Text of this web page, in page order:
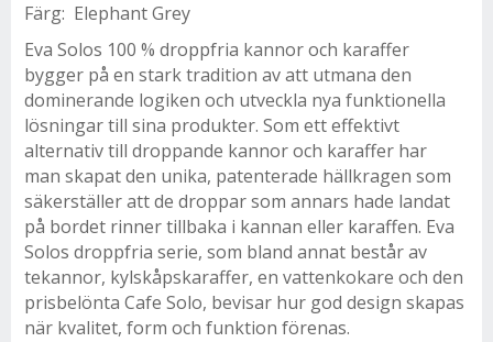
Färg: Elephant Grey
Eva Solos 100 % droppfria kannor och karaffer
bygger på en stark tradition av att utmana den
dominerande logiken och utveckla nya funktionella
lösningar till sina produkter. Som ett effektivt
alternativ till droppande kannor och karaffer har
man skapat den unika, patenterade hällkragen som
säkerställer att de droppar som annars hade landat
på bordet rinner tillbaka i kannan eller karaffen. Eva
Solos droppfria serie, som bland annat består av
tekannor, kylskåpskaraffer, en vattenkokare och den
prisbelönta Cafe Solo, bevisar hur god design skapas
när kvalitet, form och funktion förenas.